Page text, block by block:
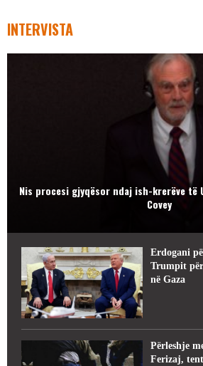
INTERVISTA
Nis procesi gjyqësor ndaj ish-krerëve të
Covey
Erdogani
Trumpit
në Gaza
Përleshje
Ferizaj,